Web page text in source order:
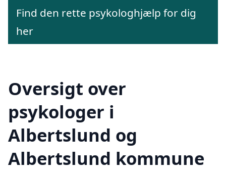
Find den rette psykologhjælp for dig
her
Oversigt over
psykologer i
Albertslund og
Albertslund kommune